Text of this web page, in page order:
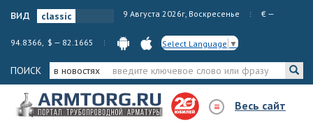
вид 9 Августа 2026г, Воскресенье € —
94.8366, $ — 82.1665 Select Language ▼
ПОИСК в новостях
Весь сайт